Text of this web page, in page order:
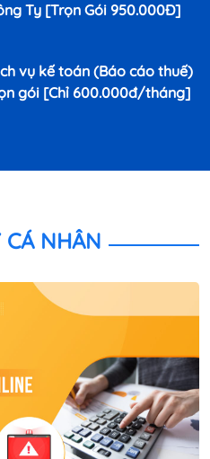
Ty [Trọn Gói 950.000Đ]
vụ kế toán (Báo cáo thuế)
gói [Chỉ 600.000đ/tháng]
CÁ NHÂN